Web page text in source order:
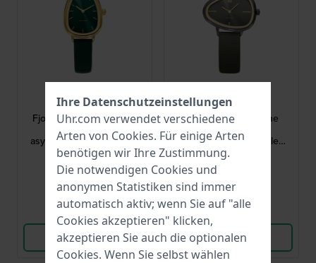
Danish Design
IV32Q1306
Fjordsten 26 mm Kleine
Quarzuhr mit
asymmetrischem, ovalem
Gehäuse
149,00 €
Vergleichen
Produkt ansehen
Danish Design
IV16Q1305
Elvsten 35 mm Kleine
Quarzuhr mit
asymmetrischem, ovalem
Gehäuse
149,00 €
Vergleichen
Produkt ansehen
Ihre Datenschutzeinstellungen
Uhr.com verwendet verschiedene
Arten von Cookies. Für einige Arten
benötigen wir Ihre Zustimmung.
Die notwendigen Cookies und
anonymen Statistiken sind immer
automatisch aktiv; wenn Sie auf "alle
Cookies akzeptieren" klicken,
akzeptieren Sie auch die optionalen
Cookies. Wenn Sie selbst wählen